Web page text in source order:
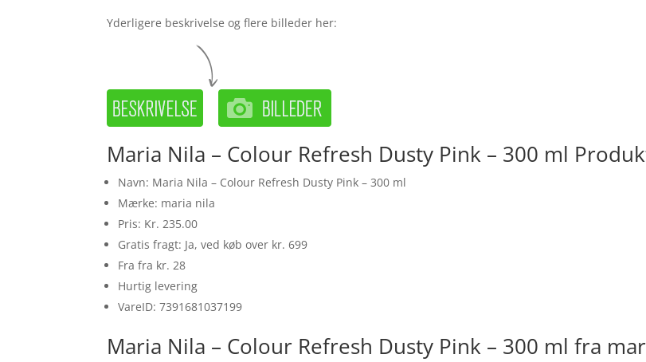
Yderligere beskrivelse og flere billeder her:
Maria Nila – Colour Refresh Dusty Pink – 300 ml
Navn: Maria Nila – Colour Refresh Dusty Pink – 300 ml
Mærke: maria nila
Pris: Kr. 235.00
Gratis fragt: Ja, ved køb over kr. 699
Fra fra kr. 28
Hurtig levering
VareID: 7391681037199
Maria Nila – Colour Refresh Dusty Pink – 300 ml fra